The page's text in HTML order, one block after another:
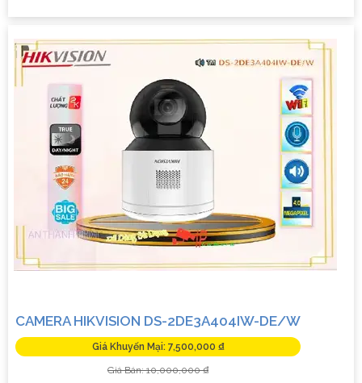
CAMERA HIKVISION DS-2DE3A404IW-DE/W
Giá Khuyến Mại: 7,500,000 ₫
Giá Bán: 10,000,000 ₫